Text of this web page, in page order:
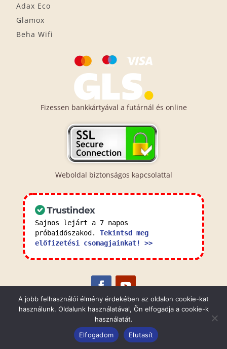
Adax Eco
Glamox
Beha Wifi
Fizessen bankkártyával a futárnál és online
Weboldal biztonságos kapcsolattal
Sajnos lejárt a 7 napos
próbaidőszakod. Tekintsd meg
előfizetési csomagjainkat! >>
Általános Szerződési Feltételek
Adatkezelési
Tájékoztató
© 2023 NordArt Heating Kft. Minden jog fenntartva.
A jobb felhasználói élmény érdekében az oldalon cookie-kat
használunk. Oldalunk használatával, Ön elfogadja a cookie-k
használatát.
Elfogadom
Elutasít